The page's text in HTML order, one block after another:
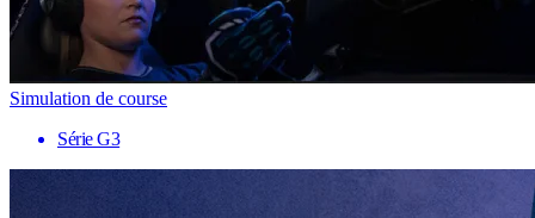
Simulation de course
Série G3